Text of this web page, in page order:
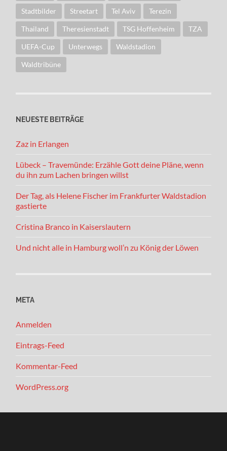
Stadtbilder Streetart Tel Aviv Terezin
Thailand Theresienstadt TSG Hoffenheim TZA
UEFA-Cup Unterwegs Waldstadion
Waldtribüne
NEUESTE BEITRÄGE
Zaz in Erlangen
Lübeck – Travemünde: Erzähle Gott deine Pläne, wenn
du ihn zum Lachen bringen willst
Der Tag, als Helene Fischer im Frankfurter Waldstadion
gastierte
Cristina Branco in Kaiserslautern
Und nicht alle in Hamburg woll’n zu König der Löwen
META
Anmelden
Eintrags-Feed
Kommentar-Feed
WordPress.org